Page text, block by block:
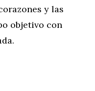
y las
objetivo con